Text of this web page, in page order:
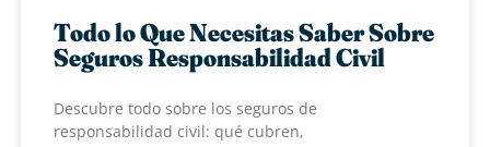
Todo lo Que Necesitas Saber Sobre
Seguros Responsabilidad Civil
Descubre todo sobre los seguros de
responsabilidad civil: qué cubren,